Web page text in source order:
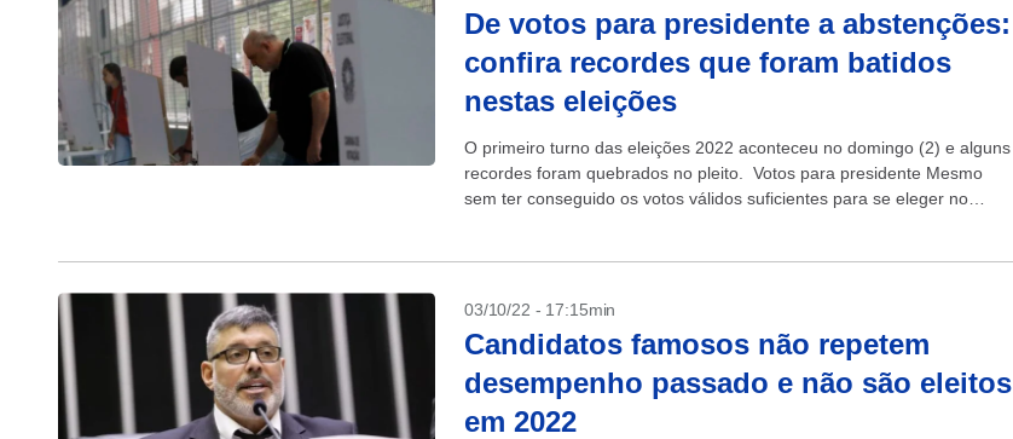
De votos para presidente a abstenções:
confira recordes que foram batidos
nestas eleições
O primeiro turno das eleições 2022 aconteceu no domingo (2) e alguns
recordes foram quebrados no pleito. Votos para presidente Mesmo
sem ter conseguido os votos válidos suficientes para se eleger no
03/10/22 - 17:15min
Candidatos famosos não repetem
desempenho passado e não são eleitos
em 2022